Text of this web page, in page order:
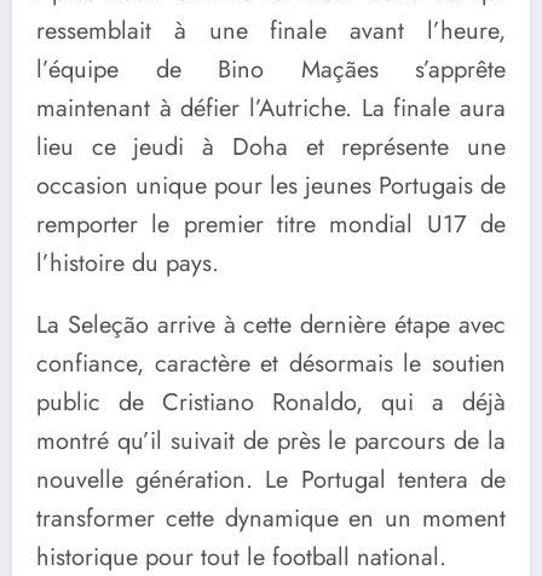
ressemblait à une finale avant l’heure,
l’équipe de Bino Maçães s’apprête
maintenant à défier l’Autriche. La finale aura
lieu ce jeudi à Doha et représente une
occasion unique pour les jeunes Portugais de
remporter le premier titre mondial U17 de
l’histoire du pays.
La Seleção arrive à cette dernière étape avec
confiance, caractère et désormais le soutien
public de Cristiano Ronaldo, qui a déjà
montré qu’il suivait de près le parcours de la
nouvelle génération. Le Portugal tentera de
transformer cette dynamique en un moment
historique pour tout le football national.